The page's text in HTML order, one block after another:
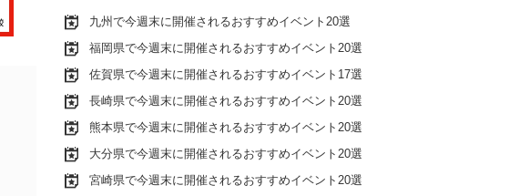
九州で今週末に開催されるおすすめイベント20選
福岡県で今週末に開催されるおすすめイベント20選
佐賀県で今週末に開催されるおすすめイベント17選
長崎県で今週末に開催されるおすすめイベント20選
熊本県で今週末に開催されるおすすめイベント20選
大分県で今週末に開催されるおすすめイベント20選
宮崎県で今週末に開催されるおすすめイベント20選